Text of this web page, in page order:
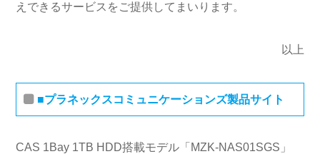
えできるサービスをご提供してまいります。
以上
■プラネックスコミュニケーションズ製品サイト
CAS 1Bay 1TB HDD搭載モデル「MZK-NAS01SGS」